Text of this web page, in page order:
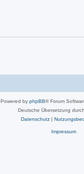
Powered by phpBB® Forum
Deutsche Übersetzung durch
Datenschutz|
Impressum